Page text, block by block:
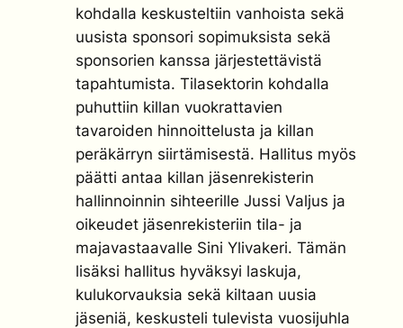
kohdalla keskusteltiin vanhoista sekä
uusista sponsori sopimuksista sekä
sponsorien kanssa järjestettävistä
tapahtumista. Tilasektorin kohdalla
puhuttiin killan vuokrattavien
tavaroiden hinnoittelusta ja killan
peräkärryn siirtämisestä. Hallitus myös
päätti antaa killan jäsenrekisterin
hallinnoinnin sihteerille Jussi Valjus ja
oikeudet jäsenrekisteriin tila- ja
majavastaavalle Sini Ylivakeri. Tämän
lisäksi hallitus hyväksyi laskuja,
kulukorvauksia sekä kiltaan uusia
jäseniä, keskusteli tulevista vuosijuhla